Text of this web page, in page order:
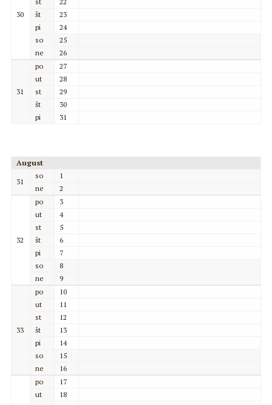
30
št
23
pi
24
so
25
ne
26
31
po
27
ut
28
st
29
št
30
pi
31
August
31
so
1
ne
2
32
po
3
ut
4
st
5
št
6
pi
7
so
8
ne
9
33
po
10
ut
11
st
12
št
13
pi
14
so
15
ne
16
po
17
ut
18